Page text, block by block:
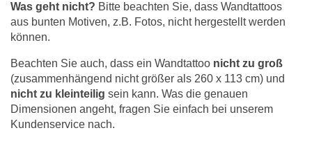
Was geht nicht? Bitte beachten Sie, dass Wandtattoos
aus bunten Motiven, z.B. Fotos, nicht hergestellt werden
können.
Beachten Sie auch, dass ein Wandtattoo nicht zu groß
(zusammenhängend nicht größer als 260 x 113 cm) und
nicht zu kleinteilig sein kann. Was die genauen
Dimensionen angeht, fragen Sie einfach bei unserem
Kundenservice nach.